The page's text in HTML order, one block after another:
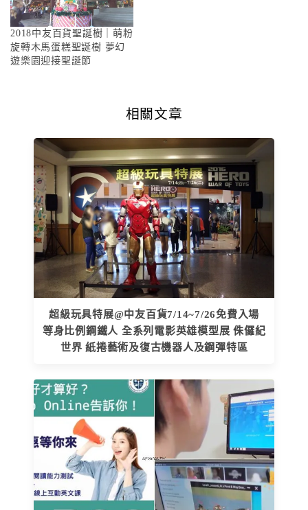
2018中友百貨聖誕樹｜萌粉
旋轉木馬蛋糕聖誕樹 夢幻
遊樂園迎接聖誕節
相關文章
超級玩具特展@中友百貨7/14~7/26免費入場
等身比例鋼鐵人 全系列電影英雄模型展 侏儸紀
世界 紙捲藝術及復古機器人及鋼彈特區